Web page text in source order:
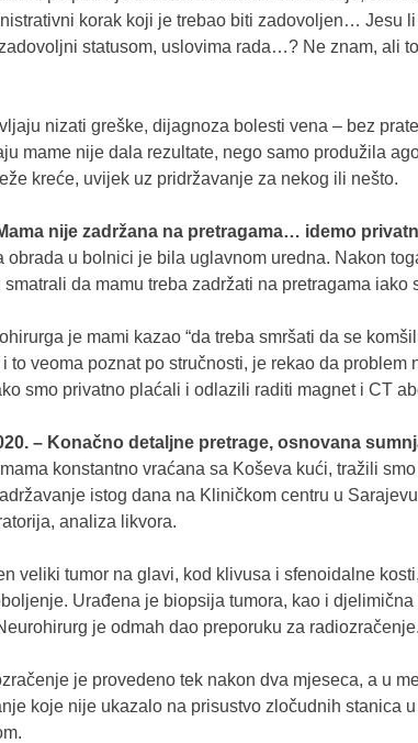
korak koji je trebao biti zadovoljen… Jesu
statusom, uslovima rada…? Ne znam, ali
nizati greške, dijagnoza bolesti vena – bez
mame nije dala rezultate, nego samo produžila
kreće, uvijek uz pridržavanje za nekog ili nešto.
nije zadržana na pretragama… idemo
obrada u bolnici je bila uglavnom uredna. Nakon
da mamu treba zadržati na pretragama
je mami kazao “da treba smršati da se
to veoma poznat po stručnosti, je rekao da
smo privatno plaćali i odlazili raditi magnet i CT
– Konačno detaljne pretrage, osnovana
konstantno vraćana sa Koševa kući, tražili
istog dana na Kliničkom centru u
analiza likvora.
veliki tumor na glavi, kod klivusa i sfenoidalne
Urađena je biopsija tumora, kao i
je odmah dao preporuku za
je provedeno tek nakon dva mjeseca, a u
koje nije ukazalo na prisustvo zločudnih stanica